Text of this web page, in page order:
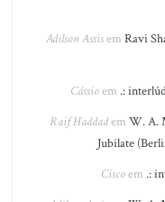
Adilson Assisem Ravi
Cássioem .:
Raif Haddadem W. A.
Jubilate
Ciscoem .: